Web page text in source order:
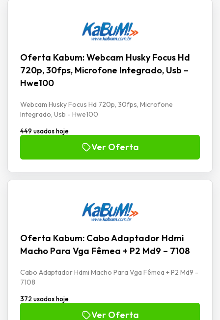
Oferta Kabum: Webcam Husky Focus Hd
720p, 30fps, Microfone Integrado, Usb –
Hwe100
Webcam Husky Focus Hd 720p, 30fps, Microfone
Integrado, Usb - Hwe100
449 usados hoje
Ver Oferta
Oferta Kabum: Cabo Adaptador Hdmi
Macho Para Vga Fêmea + P2 Md9 – 7108
Cabo Adaptador Hdmi Macho Para Vga Fêmea + P2 Md9 -
7108
372 usados hoje
Ver Oferta